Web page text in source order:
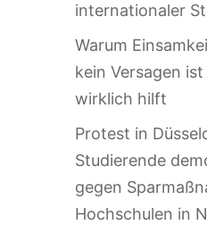
internationaler
Warum
kein Versagen
wirklich hilft
Protest in
Studierende
gegen
Hochschulen in